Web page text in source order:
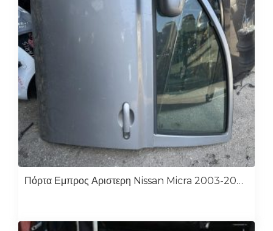
Πόρτα Εμπρος Αριστερη Nissan Micra 2003-2008